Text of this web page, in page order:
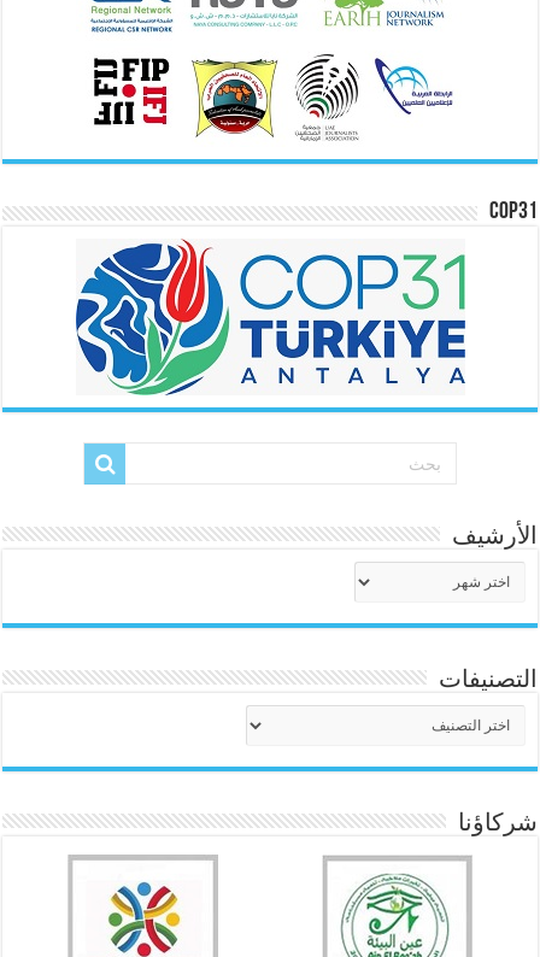
COP31
الأرشيف
التصنيفات
شركاؤنا